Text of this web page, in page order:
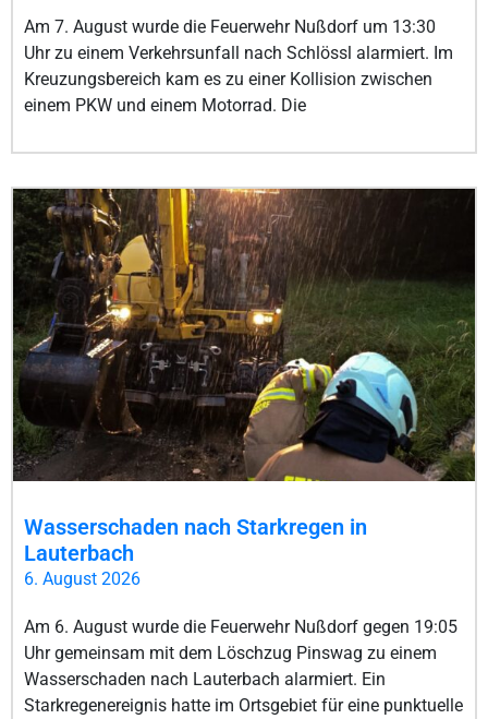
Am 7. August wurde die Feuerwehr Nußdorf um 13:30
Uhr zu einem Verkehrsunfall nach Schlössl alarmiert. Im
Kreuzungsbereich kam es zu einer Kollision zwischen
einem PKW und einem Motorrad. Die
Wasserschaden nach Starkregen in
Lauterbach
6. August 2026
Am 6. August wurde die Feuerwehr Nußdorf gegen 19:05
Uhr gemeinsam mit dem Löschzug Pinswag zu einem
Wasserschaden nach Lauterbach alarmiert. Ein
Starkregenereignis hatte im Ortsgebiet für eine punktuelle